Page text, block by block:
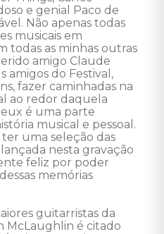
e genial Paco de
Não apenas todas
musicais em
todas as minhas outras
amigo Claude
amigos do Festival,
fazer caminhadas na
ao redor daquela
é uma parte
musical e pessoal.
uma seleção das
nesta gravação
feliz por poder
memórias
guitarristas da
McLaughlin é citado